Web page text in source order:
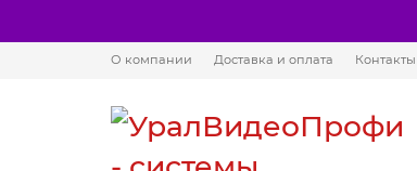
О компании Доставка и оплата Контакты